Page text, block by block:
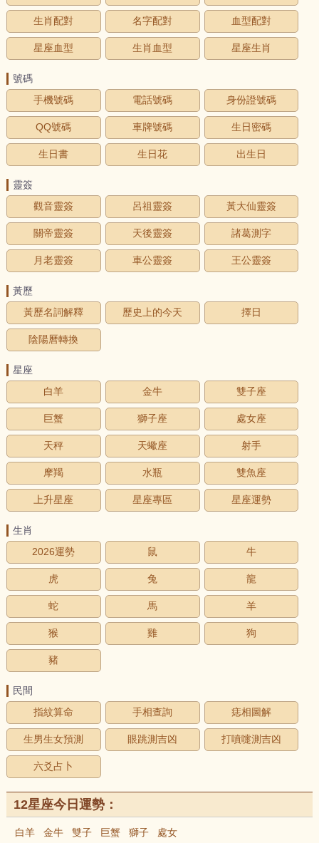
生肖配對 名字配對 血型配對
星座血型 生肖血型 星座生肖
號碼
手機號碼
電話號碼 身份證號碼
QQ號碼 車牌號碼 生日密碼
生日書 生日花 出生日
靈簽
觀音靈簽
呂祖靈簽 黃大仙靈簽
關帝靈簽 天後靈簽 諸葛測字
月老靈簽 車公靈簽 王公靈簽
黃歷
黃歷名詞解釋
歷史上的今天 擇日
陰陽曆轉換
星座
白羊
金牛 雙子座
巨蟹 獅子座 處女座
天秤 天蠍座 射手
摩羯 水瓶 雙魚座
上升星座 星座專區 星座運勢
生肖
2026運勢
鼠 牛
虎 兔 龍
蛇 馬 羊
猴 雞 狗
豬
民間
指紋算命
手相查詢 痣相圖解
生男生女預測 眼跳測吉凶 打噴嚏測吉凶
六爻占卜
12星座今日運勢：
白羊 金牛 雙子 巨蟹 獅子 處女